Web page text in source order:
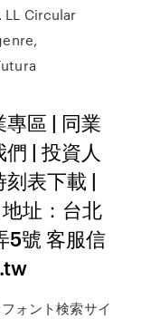
LL Circular
專區 | 同業
| 投資人
表下載 |
址：台北
5號 客服信
ォント検索サイ